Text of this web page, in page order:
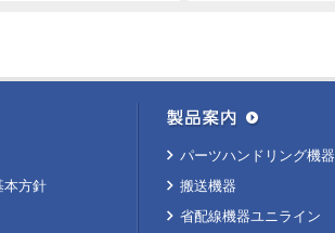
本方針
パーツハンドリング機器
搬送機器
省配線機器ユニライン